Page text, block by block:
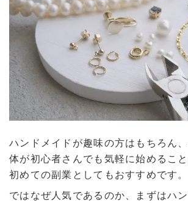
ハンドメイドが趣味の方はもちろん
体が初心者さんでも気軽に始めるこ
初めての副業としてもおすすめです。
ではなぜ人気であるのか、まずはハ